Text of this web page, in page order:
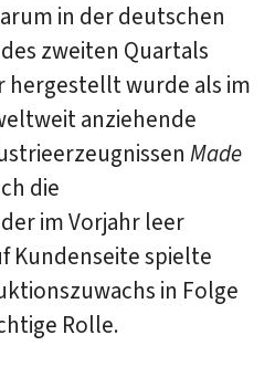
in der deutschen
zweiten Quartals
hergestellt wurde als im
anziehende
Made
die
im Vorjahr leer
Kundenseite spielte
in Folge
Rolle.